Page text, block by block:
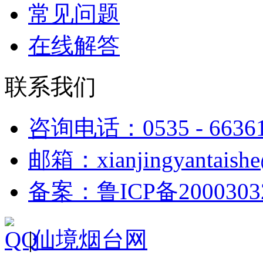
常见问题
在线解答
联系我们
咨询电话：0535 -
邮箱：
备案：鲁ICP备
|仙境烟台网